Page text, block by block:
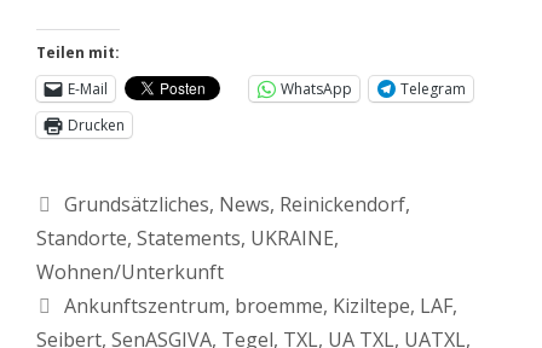
Teilen mit:
E-Mail
WhatsApp
Telegram
Drucken
Grundsätzliches, News, Reinickendorf,
Standorte, Statements, UKRAINE,
Wohnen/Unterkunft
Ankunftszentrum, broemme, Kiziltepe, LAF,
Seibert, SenASGIVA, Tegel, TXL, UA TXL, UATXL,